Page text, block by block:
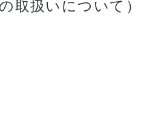
取扱いについて）